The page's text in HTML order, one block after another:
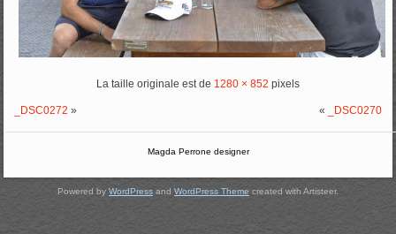
La taille originale est de 1280 × 852 pixels
_DSC0272 » « _DSC0270
Magda Perrone designer
Powered by WordPress and WordPress Theme created with Artisteer.